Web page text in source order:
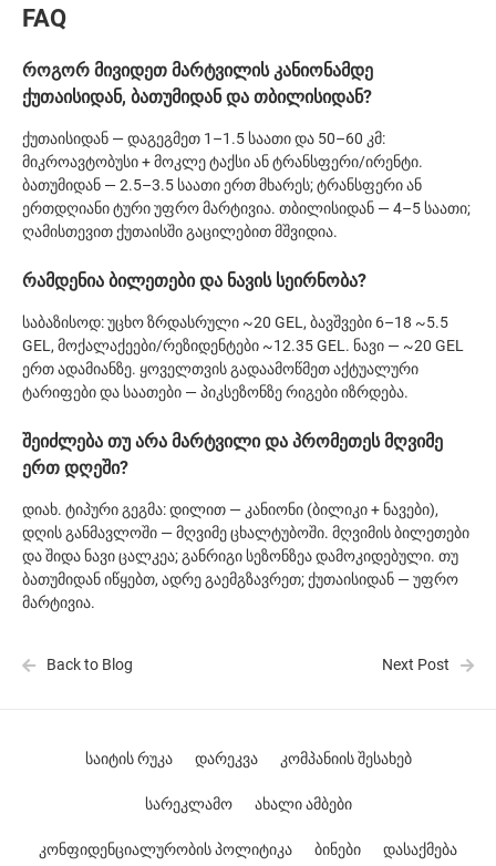
FAQ
როგორ მივიდეთ მარტვილის კანიონამდე
ქუთაისიდან, ბათუმიდან და თბილისიდან?
ქუთაისიდან — დაგეგმეთ 1–1.5 საათი და 50–60 კმ:
მიკროავტობუსი + მოკლე ტაქსი ან ტრანსფერი/ირენტი.
ბათუმიდან — 2.5–3.5 საათი ერთ მხარეს; ტრანსფერი ან
ერთდღიანი ტური უფრო მარტივია. თბილისიდან — 4–5 საათი;
ღამისთევით ქუთაისში გაცილებით მშვიდია.
რამდენია ბილეთები და ნავის სეირნობა?
საბაზისოდ: უცხო ზრდასრული ~20 GEL, ბავშვები 6–18 ~5.5
GEL, მოქალაქეები/რეზიდენტები ~12.35 GEL. ნავი — ~20 GEL
ერთ ადამიანზე. ყოველთვის გადაამოწმეთ აქტუალური
ტარიფები და საათები — პიკსეზონზე რიგები იზრდება.
შეიძლება თუ არა მარტვილი და პრომეთეს მღვიმე
ერთ დღეში?
დიახ. ტიპური გეგმა: დილით — კანიონი (ბილიკი + ნავები),
დღის განმავლოში — მღვიმე ცხალტუბოში. მღვიმის ბილეთები
და შიდა ნავი ცალკეა; განრიგი სეზონზეა დამოკიდებული. თუ
ბათუმიდან იწყებთ, ადრე გაემგზავრეთ; ქუთაისიდან — უფრო
მარტივია.
Back to Blog Next Post
საიტის რუკა დარეკვა კომპანიის შესახებ
სარეკლამო ახალი ამბები
კონფიდენციალურობის პოლიტიკა ბინები დასაქმება